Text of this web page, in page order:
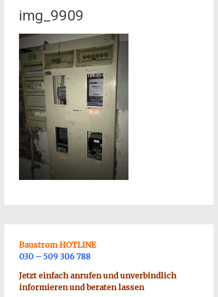
img_9909
Baustrom HOTLINE
030 – 509 306 788
Jetzt einfach anrufen und unverbindlich
informieren und beraten lassen